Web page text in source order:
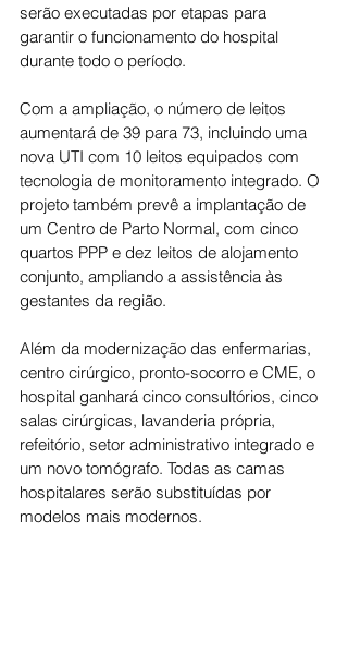
serão executadas por etapas para
garantir o funcionamento do hospital
durante todo o período.
Com a ampliação, o número de leitos
aumentará de 39 para 73, incluindo uma
nova UTI com 10 leitos equipados com
tecnologia de monitoramento integrado. O
projeto também prevê a implantação de
um Centro de Parto Normal, com cinco
quartos PPP e dez leitos de alojamento
conjunto, ampliando a assistência às
gestantes da região.
Além da modernização das enfermarias,
centro cirúrgico, pronto-socorro e CME, o
hospital ganhará cinco consultórios, cinco
salas cirúrgicas, lavanderia própria,
refeitório, setor administrativo integrado e
um novo tomógrafo. Todas as camas
hospitalares serão substituídas por
modelos mais modernos.